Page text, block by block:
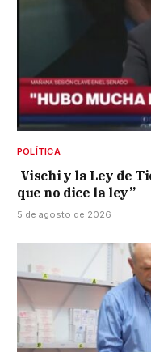
POLÍTICA
Vischi y la Ley de
que no dice la ley”
5 de agosto de 2026